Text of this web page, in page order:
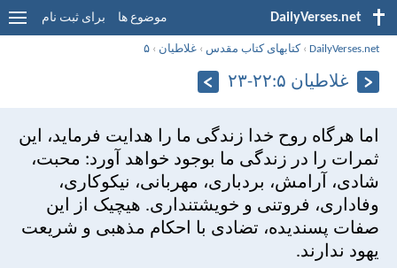
DailyVerses.net موضوع ها برای ثبت نام
DailyVerses.net
›کتابهای کتاب مقدس ›غلاطيان ›۵
غلاطيان ۵:‏۲۲-‏۲۳
اما هرگاه روح خدا زندگی ما را هدايت فرمايد، اين
ثمرات را در زندگی ما بوجود خواهد آورد: محبت،
شادی، آرامش، بردباری، مهربانی، نيكوكاری،
وفاداری، فروتنی و خويشتنداری. هيچيک از اين
صفات پسنديده، تضادی با احكام مذهبی و شريعت
يهود ندارند.